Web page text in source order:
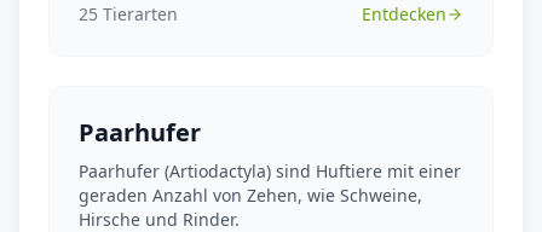
25 Tierarten Entdecken
Paarhufer
Paarhufer (Artiodactyla) sind Huftiere mit einer
geraden Anzahl von Zehen, wie Schweine,
Hirsche und Rinder.